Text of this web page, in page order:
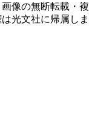
像の無断転載・複
光文社に帰属しま